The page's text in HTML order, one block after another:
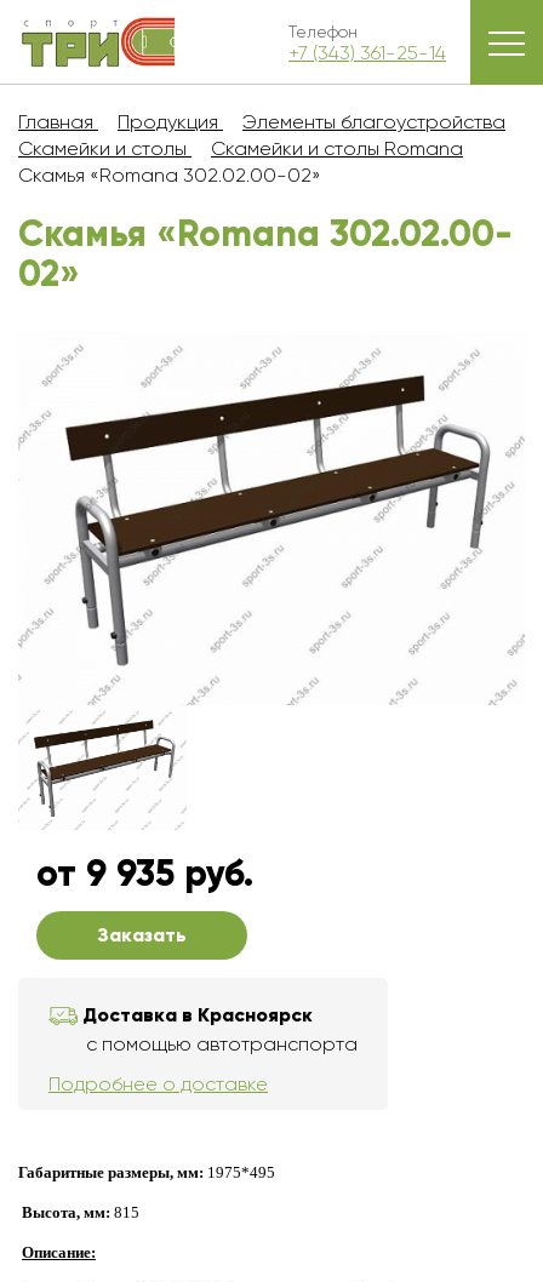
Телефон
+7 (343) 361-25-14
Главная Продукция
Элементы благоустройства
Скамейки и столы
Скамейки и столы Romana
Скамья «Romana 302.02.00-02»
Скамья «Romana 302.02.00-
02»
от 9 935 руб.
Заказать
Доставка в Красноярск
с помощью автотранспорта
Подробнее о доставке
Габаритные размеры, мм: 1975*495
Высота, мм: 815
Описание: